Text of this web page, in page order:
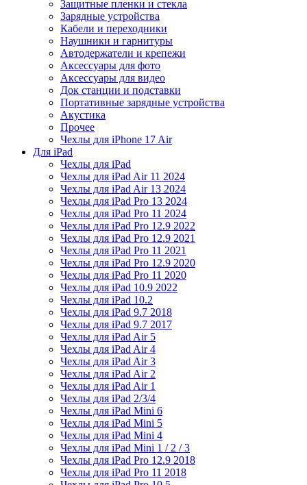
Защитные пленки и стекла
Зарядные устройства
Кабели и переходники
Наушники и гарнитуры
Автодержатели и крепежи
Аксессуары для фото
Аксессуары для видео
Док станции и подставки
Портативные зарядные устройства
Акустика
Прочее
Чехлы для iPhone 17 Air
Для iPad
Чехлы для iPad
Чехлы для iPad Air 11 2024
Чехлы для iPad Air 13 2024
Чехлы для iPad Pro 13 2024
Чехлы для iPad Pro 11 2024
Чехлы для iPad Pro 12.9 2022
Чехлы для iPad Pro 12.9 2021
Чехлы для iPad Pro 11 2021
Чехлы для iPad Pro 12.9 2020
Чехлы для iPad Pro 11 2020
Чехлы для iPad 10.9 2022
Чехлы для iPad 10.2
Чехлы для iPad 9.7 2018
Чехлы для iPad 9.7 2017
Чехлы для iPad Air 5
Чехлы для iPad Air 4
Чехлы для iPad Air 3
Чехлы для iPad Air 2
Чехлы для iPad Air 1
Чехлы для iPad 2/3/4
Чехлы для iPad Mini 6
Чехлы для iPad Mini 5
Чехлы для iPad Mini 4
Чехлы для iPad Mini 1 / 2 / 3
Чехлы для iPad Pro 12.9 2018
Чехлы для iPad Pro 11 2018